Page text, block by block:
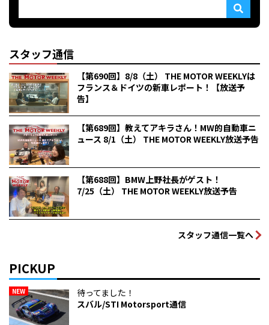
スタッフ通信
【第690回】8/8（土） THE MOTOR WEEKLYは
フランス＆ドイツの新車レポート！【放送予
告】
【第689回】教えてアキラさん！MW的自動車ニ
ュース 8/1（土） THE MOTOR WEEKLY放送予告
【第688回】BMW上野社長がゲスト！
7/25（土） THE MOTOR WEEKLY放送予告
スタッフ通信一覧へ
PICKUP
NEW
待ってました！
スバル/STI Motorsport通信